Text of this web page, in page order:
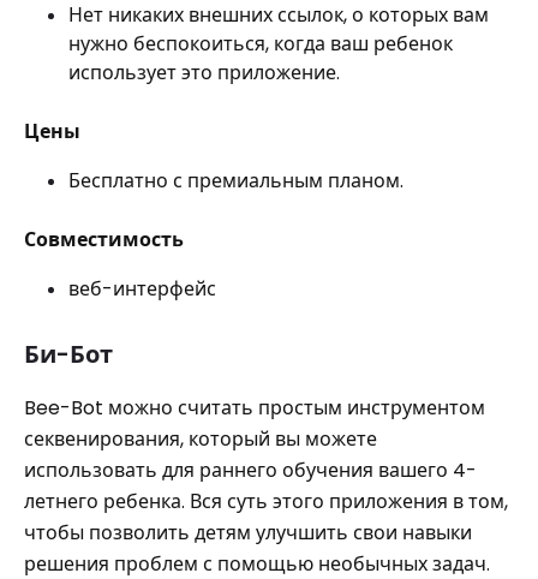
Нет никаких внешних ссылок, о которых вам
нужно беспокоиться, когда ваш ребенок
использует это приложение.
Цены
Бесплатно с премиальным планом.
Совместимость
веб-интерфейс
Би-Бот
Bee-Bot можно считать простым инструментом
секвенирования, который вы можете
использовать для раннего обучения вашего 4-
летнего ребенка. Вся суть этого приложения в том,
чтобы позволить детям улучшить свои навыки
решения проблем с помощью необычных задач.